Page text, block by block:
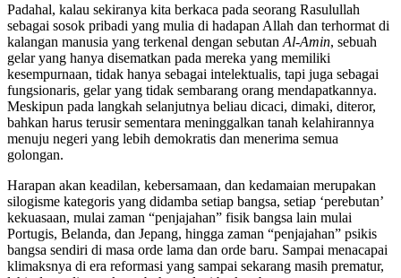
Padahal, kalau sekiranya kita berkaca pada seorang Rasulullah
sebagai sosok pribadi yang mulia di hadapan Allah dan terhormat di
kalangan manusia yang terkenal dengan sebutan Al-Amin, sebuah
gelar yang hanya disematkan pada mereka yang memiliki
kesempurnaan, tidak hanya sebagai intelektualis, tapi juga sebagai
fungsionaris, gelar yang tidak sembarang orang mendapatkannya.
Meskipun pada langkah selanjutnya beliau dicaci, dimaki, diteror,
bahkan harus terusir sementara meninggalkan tanah kelahirannya
menuju negeri yang lebih demokratis dan menerima semua
golongan.
Harapan akan keadilan, kebersamaan, dan kedamaian merupakan
silogisme kategoris yang didamba setiap bangsa, setiap ‘perebutan’
kekuasaan, mulai zaman “penjajahan” fisik bangsa lain mulai
Portugis, Belanda, dan Jepang, hingga zaman “penjajahan” psikis
bangsa sendiri di masa orde lama dan orde baru. Sampai menacapai
klimaksnya di era reformasi yang sampai sekarang masih prematur,